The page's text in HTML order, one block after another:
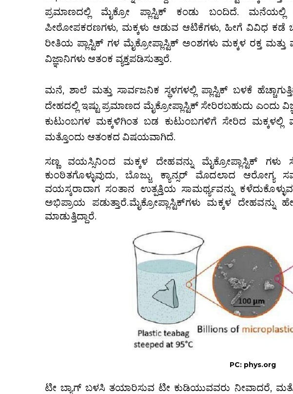
ಪ್ರಮಾಣದಲ್ಲಿ ಮೈಕ್ರೋ ಪ್ಲಾಸ್ಟಿಕ್ ಕಂಡು ಬಂದಿದೆ.
ಪೀಠೋಪಕರಣಗಳು, ಮಕ್ಕಳು ಆಡುವ ಆಟಿಕೆಗಳು, ಹೀಗೆ ವಿವಿಧ ಕಡೆ
ರೀತಿಯ ಪ್ಲಾಸ್ಟಿಕ್ ಗಳ ಮೈಕ್ರೋಪ್ಲಾಸ್ಟಿಕ್ ಅಂಶಗಳು ಮಕ್ಕಳ ರಕ್ತ ಮತ್ತು
ವಿಜ್ಞಾನಿಗಳು ಆತಂಕ ವ್ಯಕ್ತಪಡಿಸುತ್ತಾರೆ.
ಮನೆ, ಶಾಲೆ ಮತ್ತು ಸಾರ್ವಜನಿಕ ಸ್ಥಳಗಳಲ್ಲಿ ಪ್ಲಾಸ್ಟಿಕ್‍ ಬಳಕೆ
ದೇಹದಲ್ಲಿ ಇಷ್ಟು ಪ್ರಮಾಣದ ಮೈಕ್ರೋಪ್ಲಾಸ್ಟಿಕ್ ಸೇರಿರಬಹುದು ಎಂದು
ಕುಟುಂಬಗಳ ಮಕ್ಕಳಿಗಿಂತ ಬಡ ಕುಟುಂಬಗಳಿಗೆ ಸೇರಿದ ಮಕ್ಕಳಲ್ಲಿ
ಮತ್ತೊಂದು ಆತಂಕದ ವಿಷಯವಾಗಿದೆ.
ಸಣ್ಣ ವಯಸ್ಸಿನಿಂದ ಮಕ್ಕಳ ದೇಹವನ್ನು ಮೈಕ್ರೋಪ್ಲಾಸ್ಟಿಕ್‍
ಕುಂಠಿತಗೊಳ್ಳುವುದು, ಬೊಜ್ಜು, ಕ್ಯಾನ್ಸರ್ ಮೊದಲಾದ
ವಯಸ್ಕರಾದಾಗ ಸಂತಾನ ಉತ್ಪತ್ತಿಯ ಸಾಮರ್ಥ್ಯವನ್ನು
ಅಭಿಪ್ರಾಯ ಪಡುತ್ತಾರೆ.ಮೈಕ್ರೋಪ್ಲಾಸ್ಟಿಕ್‍ಗಳು ಮಕ್ಕಳ ದೇಹವನ್ನು
ಮಾಡುತ್ತಿದ್ದಾರೆ.
PC: phys.org
ಟೀ ಬ್ಯಾಗ್ ಬಳಸಿ ತಯಾರಿಸುವ ಟೀ ಕುಡಿಯುವವರು ನೀವಾದರೆ,